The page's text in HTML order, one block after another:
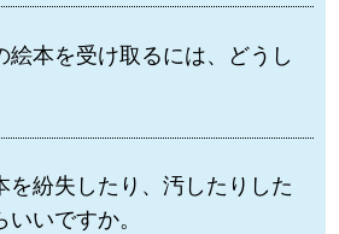
絵本を受け取るには、どうし
を紛失したり、汚したりした
いですか。